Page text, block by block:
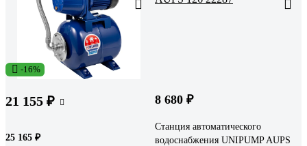
-16%
21 155 ₽
25 165 ₽
8 680 ₽
Станция автоматического
водоснабжения UNIPUMP AUPS